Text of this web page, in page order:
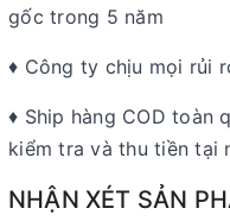
gốc trong 5 năm
♦ Công ty chịu mọi rủi
♦ Ship hàng COD toàn
kiểm tra và thu tiền tại
NHẬN XÉT SẢN